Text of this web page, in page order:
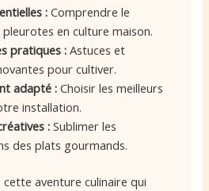
:Comprendre le
en culture maison.
pratiques :Astuces et
pour cultiver.
adapté :Choisir les meilleurs
installation.
:Sublimer les
des plats gourmands.
cette aventure culinaire qui